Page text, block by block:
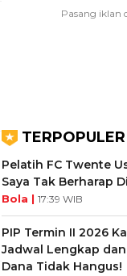
TERPOPULER
Pelatih FC Twente
Saya Tak Berharap
Bola | 17:39 WIB
PIP Termin II 2026
Jadwal Lengkap
Dana Tidak Hangus!